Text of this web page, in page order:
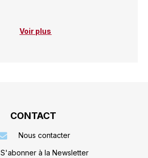
Voir plus
CONTACT
Nous contacter
S'abonner à la Newsletter